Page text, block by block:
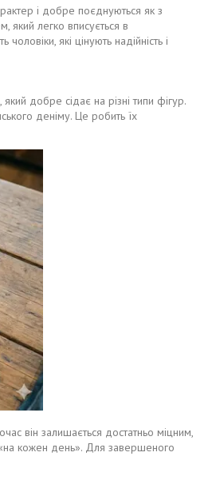
і добре поєднуються як з
який легко вписується в
чоловіки, які цінують надійність і
добре сідає на різні типи фігур.
деніму. Це робить їх
він залишається достатньо міцним,
кожен день». Для завершеного